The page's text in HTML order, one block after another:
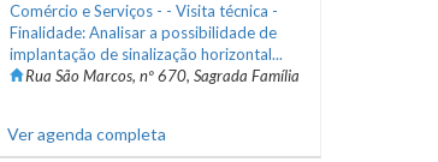
Comércio e Serviços - - Visita técnica -
Finalidade: Analisar a possibilidade de
implantação de sinalização horizontal...
Rua São Marcos, nº 670, Sagrada Família
Ver agenda completa